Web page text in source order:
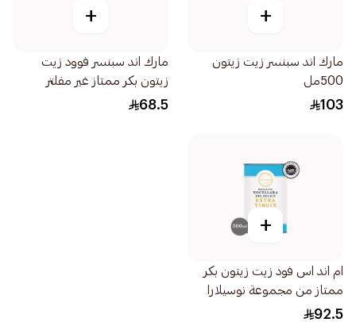
+
مارك اند سبنسر زيت زيتون
500مل
103
+
مارك اند سبنسر فوود زيت
زيتون بكر ممتاز غير مفلتر
1قطعة
68.5
+
ام اند اس فود زيت زيتون بكر
ممتاز من مجموعة نوسيلارا
ديل بيليس 500مل
92.5